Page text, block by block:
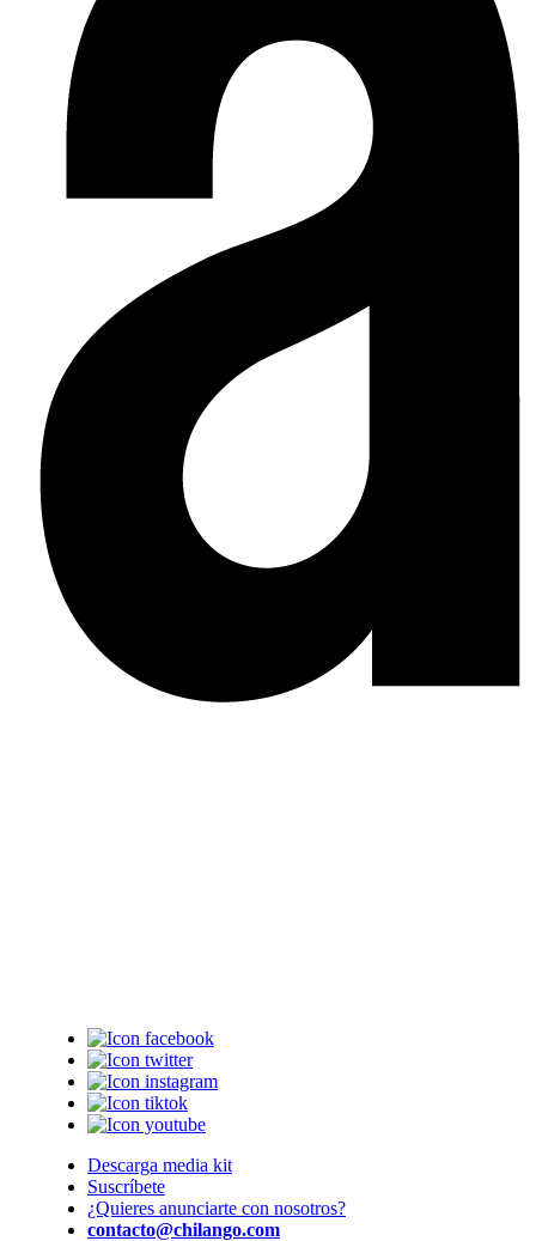
Descarga media kit
Suscríbete
¿Quieres anunciarte con nosotros?
contacto@chilango.com